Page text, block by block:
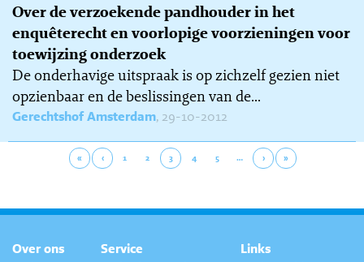
Over de verzoekende pandhouder in het
enquêterecht en voorlopige voorzieningen voor
toewijzing onderzoek
De onderhavige uitspraak is op zichzelf gezien niet
opzienbaar en de beslissingen van de...
Gerechtshof Amsterdam, 29-10-2012
« ‹ 1 2 3 4 5 … › »
Over ons
Service
Links